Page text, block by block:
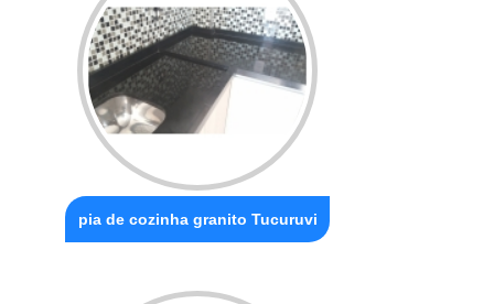
pia de cozinha granito Tucuruvi